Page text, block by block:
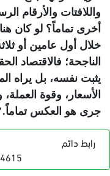
واللافتات والأرقام
أخرى تماماً؟ لو كان
خلال أول عامين أو
الناجحة؛ فالاقتصاد
يثبت نفسه، بل يراه
الأسعار، وقوة
جرى هو العكس تماماً
رابط دائم